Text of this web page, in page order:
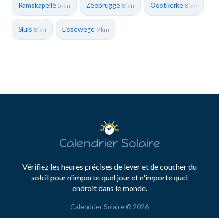
Ramskapelle 5 km Zeebrugge 8 km Oostkerke 8 km
Sluis 8 km Lissewege 9 km
Calendrier Solaire
Vérifiez les heures précises de lever et de coucher du
soleil pour n'importe quel jour et n'importe quel
endroit dans le monde.
Calendrier Solaire © 2026